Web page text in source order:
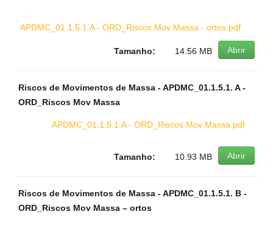
APDMC_01.1.5.1.A - ORD_Riscos Mov Massa - ortos.pdf
Abrir
Tamanho: 14.56 MB
Riscos de Movimentos de Massa - APDMC_01.1.5.1. A -
ORD_Riscos Mov Massa
APDMC_01.1.5.1.A - ORD_Riscos Mov Massa.pdf
Abrir
Tamanho: 10.93 MB
Riscos de Movimentos de Massa - APDMC_01.1.5.1. B -
ORD_Riscos Mov Massa – ortos